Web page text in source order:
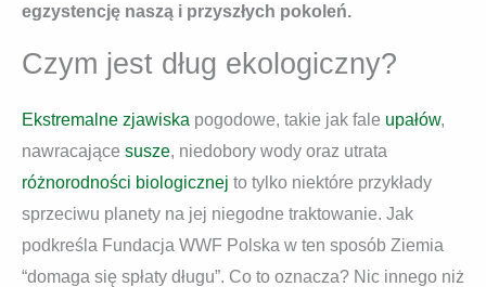
egzystencję naszą i przyszłych pokoleń.
Czym jest dług ekologiczny?
Ekstremalne zjawiska pogodowe, takie jak fale upałów,
nawracające susze, niedobory wody oraz utrata
różnorodności biologicznej to tylko niektóre przykłady
sprzeciwu planety na jej niegodne traktowanie. Jak
podkreśla Fundacja WWF Polska w ten sposób Ziemia
“domaga się spłaty długu”. Co to oznacza? Nic innego niż